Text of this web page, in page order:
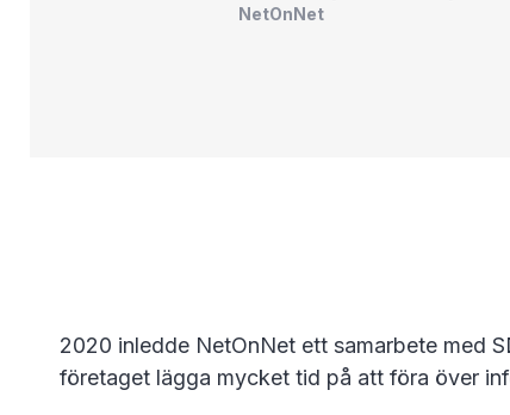
NetOnNet
2020 inledde NetOnNet ett samarbete med
företaget lägga mycket tid på att föra över